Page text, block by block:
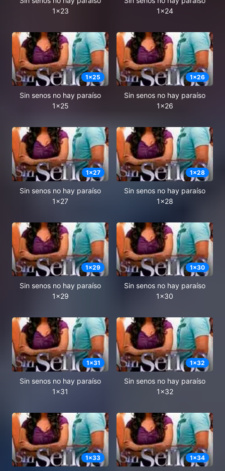
1x23
1x24
1x25
Sin senos no hay paraíso
1x25
1x26
Sin senos no hay paraíso
1x26
1x27
Sin senos no hay paraíso
1x27
1x28
Sin senos no hay paraíso
1x28
1x29
Sin senos no hay paraíso
1x29
1x30
Sin senos no hay paraíso
1x30
1x31
Sin senos no hay paraíso
1x31
1x32
Sin senos no hay paraíso
1x32
1x33 1x34